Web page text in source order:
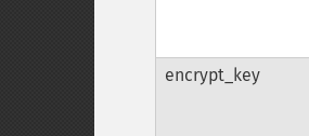
encrypt_key